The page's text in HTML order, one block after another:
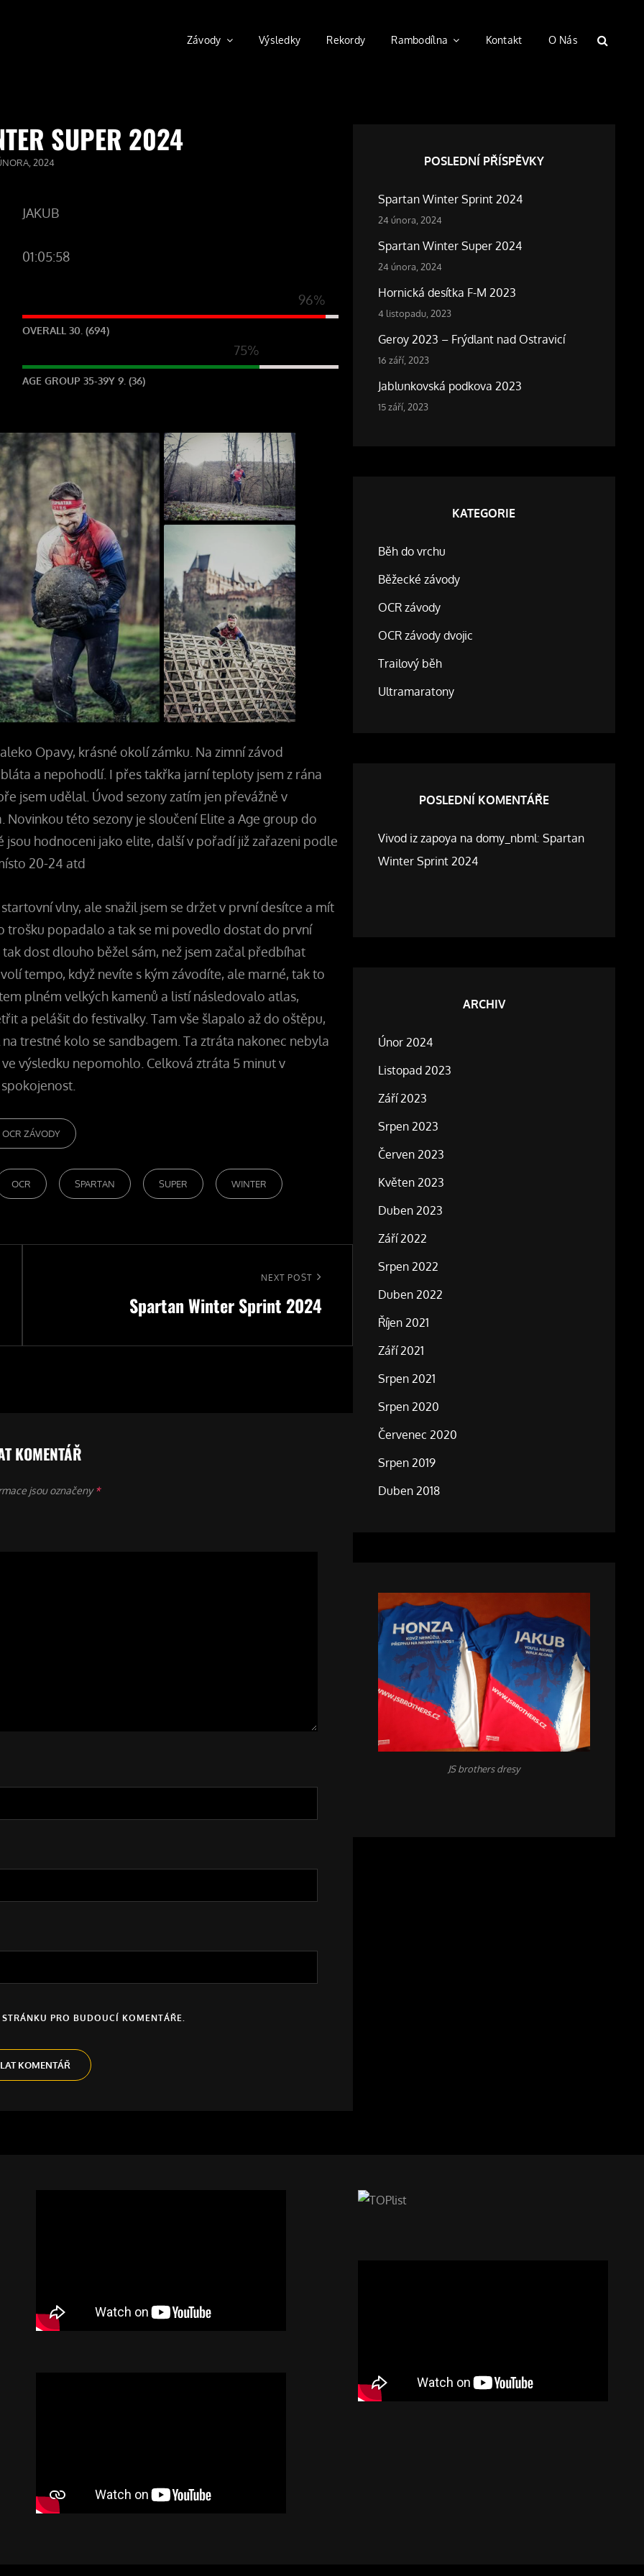
Závody Výsledky Rekordy Rambodílna Kontakt O Nás
SUPER 2024
2024
JAKUB
01:05:58
96%
OVERALL 30. (694)
75%
AGE GROUP 35-39Y 9. (36)
Opavy, krásné okolí zámku. Na zimní závod
a nepohodlí. I přes takřka jarní teploty jsem z rána
jsem udělal. Úvod sezony zatím jen převážně v
této sezony je sloučení Elite a Age group do
hodnoceni jako elite, další v pořadí již zařazeni podle
20-24 atd
vlny, ale snažil jsem se držet v první desítce a mít
trošku popadalo a tak se mi povedlo dostat do první
dost dlouho běžel sám, než jsem začal předbíhat
tempo, když nevíte s kým závodíte, ale marné, tak to
plném velkých kamenů a listí následovalo atlas,
a pelášit do festivalky. Tam vše šlapalo až do oštěpu,
trestné kolo se sandbagem. Ta ztráta nakonec nebyla
výsledku nepomohlo. Celková ztráta 5 minut v
OCR ZÁVODY
OCR SPARTAN SUPER WINTER
NEXT POST
Spartan Winter Sprint 2024
KOMENTÁŘ
jsou označeny*
PRO BUDOUCÍ KOMENTÁŘE.
POSLEDNÍ PŘÍSPĚVKY
Spartan Winter Sprint 2024
24 února, 2024
Spartan Winter Super 2024
24 února, 2024
Hornická desítka F-M 2023
4 listopadu, 2023
Geroy 2023 – Frýdlant nad Ostravicí
16 září, 2023
Jablunkovská podkova 2023
15 září, 2023
KATEGORIE
Běh do vrchu
Běžecké závody
OCR závody
OCR závody dvojic
Trailový běh
Ultramaratony
POSLEDNÍ KOMENTÁŘE
Vivod iz zapoya na domy_nbml: Spartan
Winter Sprint 2024
ARCHIV
Únor 2024
Listopad 2023
Září 2023
Srpen 2023
Červen 2023
Květen 2023
Duben 2023
Září 2022
Srpen 2022
Duben 2022
Říjen 2021
Září 2021
Srpen 2021
Srpen 2020
Červenec 2020
Srpen 2019
Duben 2018
JS brothers dresy